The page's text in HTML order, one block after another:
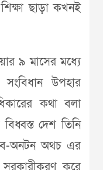
ছাড়া কখনই
৯ মাসের মধ্যে
উপহার
কথা বলা
দেশ তিনি
অনটন অথচ এর